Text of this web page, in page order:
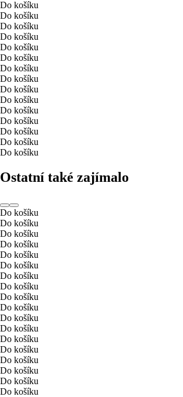
Do košíku
Do košíku
Do košíku
Do košíku
Do košíku
Do košíku
Do košíku
Do košíku
Do košíku
Do košíku
Do košíku
Do košíku
Do košíku
Do košíku
Do košíku
Ostatní také zajímalo
Do košíku
Do košíku
Do košíku
Do košíku
Do košíku
Do košíku
Do košíku
Do košíku
Do košíku
Do košíku
Do košíku
Do košíku
Do košíku
Do košíku
Do košíku
Do košíku
Do košíku
Do košíku